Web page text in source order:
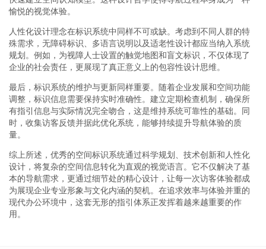
愉悦的视觉体验。
人性化设计理念在标识系统中同样不可或缺。考虑到不同人群的特
殊需求，无障碍标识、多语言说明以及适老性设计都应当纳入系统
规划。例如，为视障人士设置的触觉地图和盲文标识，不仅体现了
企业的社会责任，更展现了真正意义上的包容性设计思维。
最后，标识系统的维护与更新同样重要。随着企业发展和空间功能
调整，标识信息需要保持实时准确性。建立定期检查机制，确保所
有指引信息与实际情况完全吻合，这是维持系统可靠性的基础。同
时，收集访客反馈并据此优化系统，能够持续提升导航体验的质
量。
综上所述，优秀的空间标识系统通过科学规划、技术创新和人性化
设计，将复杂的空间信息转化为直观的视觉语言。它不仅解决了基
本的导航需求，更通过细节处的精心设计，让每一次访客体验都成
为展现企业专业形象与文化内涵的契机。在追求效率与体验并重的
现代办公环境中，这套无形的指引体系正发挥着越来越重要的作
用。